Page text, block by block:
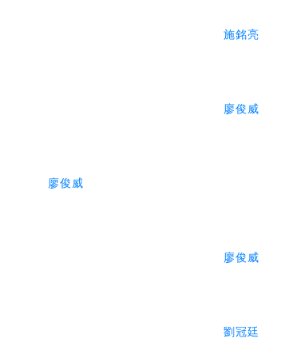
施銘亮
廖俊威
廖俊威
廖俊威
劉冠廷